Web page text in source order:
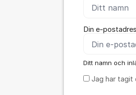
Din e-
Ditt namn och
Jag har tagit